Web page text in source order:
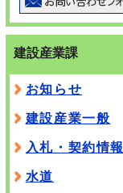
建設産業課
お知らせ
建設産業一般
入札・契約情報
水道